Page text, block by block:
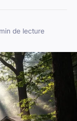
de lecture